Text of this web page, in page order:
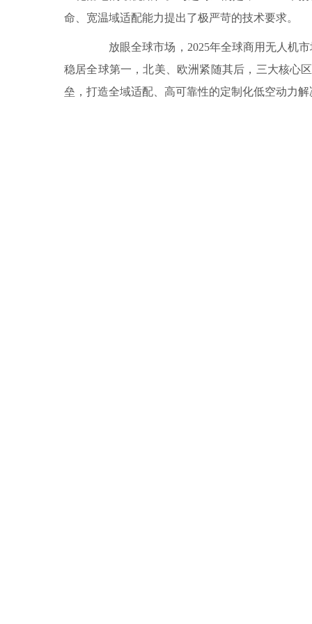
命、宽温域适配能力提出了极严苛的技术要求。
放眼全球市场，2025年全球商用无人机市
稳居全球第一，北美、欧洲紧随其后，三大核心
垒，打造全域适配、高可靠性的定制化低空动力解